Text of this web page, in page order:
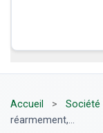
Accueil > Société
réarmement,...